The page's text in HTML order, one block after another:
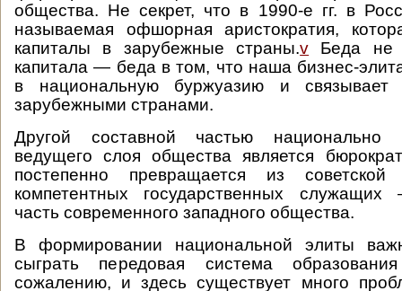
общества. Не секрет, что в 1990-е гг. в
называемая офшорная аристократия,
капиталы в зарубежные страны.v Беда не
капитала — беда в том, что наша бизнес-
в национальную буржуазию и
зарубежными странами.
Другой составной частью национально
ведущего слоя общества является
постепенно превращается из
компетентных государственных
часть современного западного общества.
В формировании национальной элиты
сыграть передовая система
сожалению, и здесь существует много